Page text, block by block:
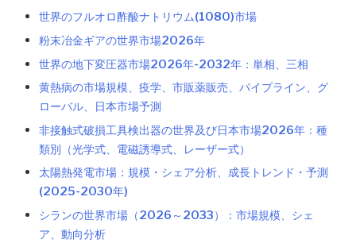
世界のフルオロ酢酸ナトリウム(1080)市場
粉末冶金ギアの世界市場2026年
世界の地下変圧器市場2026年-2032年：単相、三相
黄熱病の市場規模、疫学、市販薬販売、パイプライン、グ
ローバル、日本市場予測
非接触式破損工具検出器の世界及び日本市場2026年：種
類別（光学式、電磁誘導式、レーザー式）
太陽熱発電市場：規模・シェア分析、成長トレンド・予測
(2025-2030年)
シランの世界市場（2026～2033）：市場規模、シェ
ア、動向分析